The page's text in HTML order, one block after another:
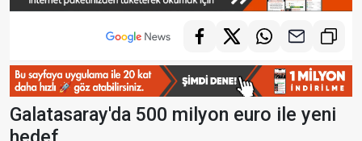
Galatasaray'da 500 milyon euro ile yeni